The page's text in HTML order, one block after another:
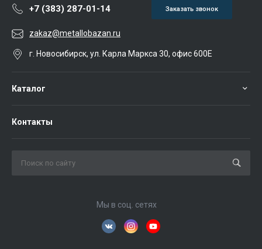
+7 (383) 287-01-14 Заказать звонок
zakaz@metallobazan.ru
г. Новосибирск, ул. Карла Маркса 30, офис 600Е
Каталог
Контакты
Мы в соц. сетях